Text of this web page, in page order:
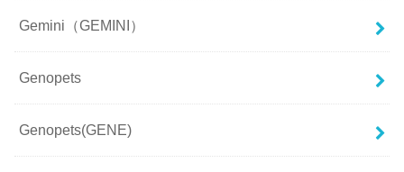
Gemini（GEMINI）
Genopets
Genopets(GENE)